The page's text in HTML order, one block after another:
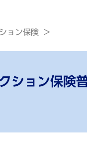
ョン保険
ション保険